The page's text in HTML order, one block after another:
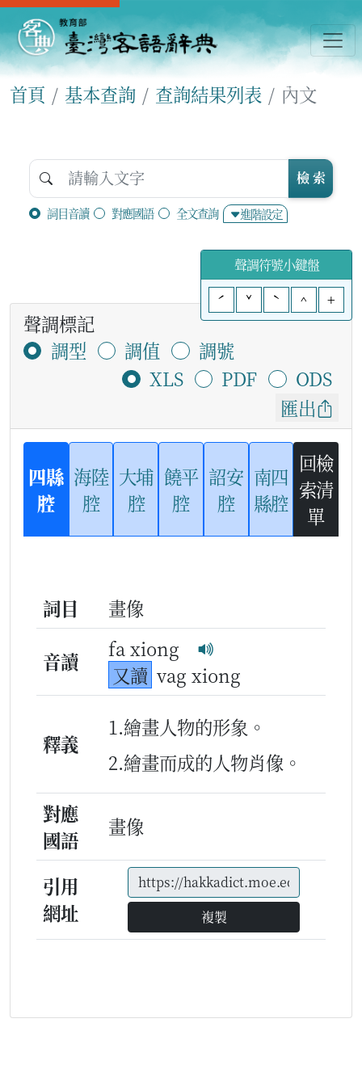
首頁 基本查詢 查詢結果列表 內文
詞目音讀 對應國語 全文查詢 進階設定
檢 索
聲調符號小鍵盤
ˊ
ˇ ˋ ^ +
聲調標記
調型
調值
調號
XLS
PDF
ODS
匯出
四縣
腔
海陸
腔
大埔
腔
饒平
腔
詔安
腔
南四
縣腔
回檢
索清
單
詞目 畫像
音讀
fa xiong
又讀 vag xiong
釋義
1.繪畫人物的形象。
2.繪畫而成的人物肖像。
對應
國語
畫像
引用
網址
複製